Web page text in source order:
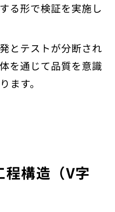
る形で検証を実施し
とテストが分断され
を通じて品質を意識
ます。
構造（V字